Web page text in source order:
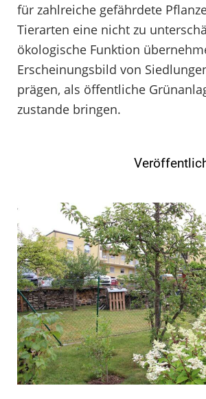
für zahlreiche gefährdete
Tierarten eine nicht zu
ökologische Funktion
Erscheinungsbild von
prägen, als öffentliche
zustande bringen.